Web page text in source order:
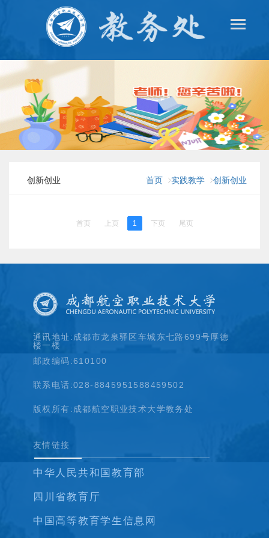
创新创业 首页 实践教学 创新创业
首页 上页 1 下页 尾页
通讯地址:成都市龙泉驿区车城东七路699号厚德
楼一楼
邮政编码:610100
联系电话:028-8845951588459502
版权所有:成都航空职业技术大学教务处
友情链接
中华人民共和国教育部
四川省教育厅
中国高等教育学生信息网